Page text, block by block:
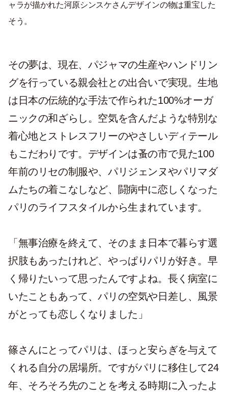
ャラが描かれた河原シンスケさんデザインの物は重宝した
そう。
その夢は、現在、パジャマの生産やハンドリン
グを行っている親会社との出合いで実現。生地
は日本の伝統的な手法で作られた100%オーガ
ニックの和ざらし。空気を含んだような特別な
着心地とストレスフリーのやさしいディテール
もこだわりです。デザインは蚤の市で見た100
年前のリセの制服や、パリジェンヌやパリマダ
ムたちの着こなしなど、闘病中に恋しくなった
パリのライフスタイルから生まれています。
「無事治療を終えて、そのまま日本で暮らす選
択肢もあったけれど、やっぱりパリが好き。早
く帰りたいって思ったんですよね。長く病室に
いたこともあって、パリの空気や日差し、風景
がとっても恋しくなりました」
篠さんにとってパリは、ほっと安らぎを与えて
くれる自分の居場所。ですがパリに移住して24
年、そろそろ先のことを考える時期に入ったよ